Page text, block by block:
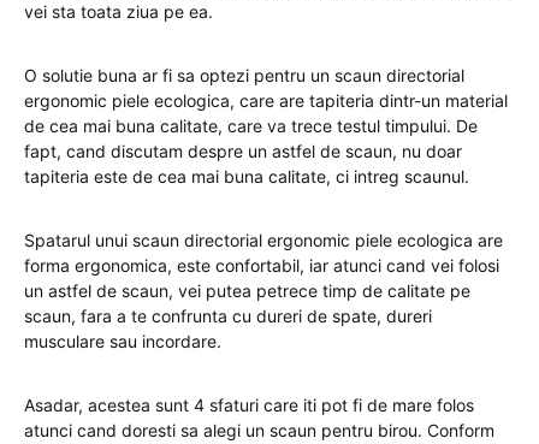
vei sta toata ziua pe ea.
O solutie buna ar fi sa optezi pentru un scaun directorial
ergonomic piele ecologica, care are tapiteria dintr-un material
de cea mai buna calitate, care va trece testul timpului. De
fapt, cand discutam despre un astfel de scaun, nu doar
tapiteria este de cea mai buna calitate, ci intreg scaunul.
Spatarul unui scaun directorial ergonomic piele ecologica are
forma ergonomica, este confortabil, iar atunci cand vei folosi
un astfel de scaun, vei putea petrece timp de calitate pe
scaun, fara a te confrunta cu dureri de spate, dureri
musculare sau incordare.
Asadar, acestea sunt 4 sfaturi care iti pot fi de mare folos
atunci cand doresti sa alegi un scaun pentru birou. Conform